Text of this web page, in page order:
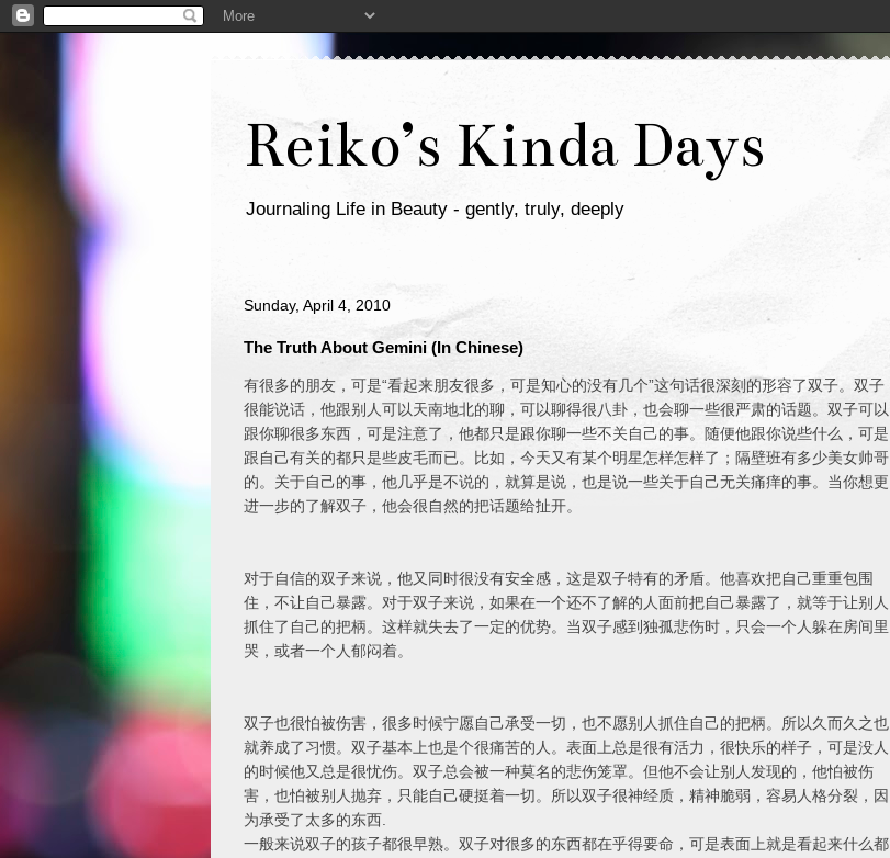
Reiko’s Kinda Days
Journaling Life in Beauty - gently, truly, deeply
Sunday, April 4, 2010
The Truth About Gemini (In Chinese)
有很多的朋友，可是“看起来朋友很多，可是知心的没有几个”这句话很深刻的形容了双子。双子
很能说话，他跟别人可以天南地北的聊，可以聊得很八卦，也会聊一些很严肃的话题。双子可以
跟你聊很多东西，可是注意了，他都只是跟你聊一些不关自己的事。随便他跟你说些什么，可是
跟自己有关的都只是些皮毛而已。比如，今天又有某个明星怎样怎样了；隔壁班有多少美女帅哥
的。关于自己的事，他几乎是不说的，就算是说，也是说一些关于自己无关痛痒的事。当你想更
进一步的了解双子，他会很自然的把话题给扯开。
对于自信的双子来说，他又同时很没有安全感，这是双子特有的矛盾。他喜欢把自己重重包围
住，不让自己暴露。对于双子来说，如果在一个还不了解的人面前把自己暴露了，就等于让别人
抓住了自己的把柄。这样就失去了一定的优势。当双子感到独孤悲伤时，只会一个人躲在房间里
哭，或者一个人郁闷着。
双子也很怕被伤害，很多时候宁愿自己承受一切，也不愿别人抓住自己的把柄。所以久而久之也
就养成了习惯。双子基本上也是个很痛苦的人。表面上总是很有活力，很快乐的样子，可是没人
的时候他又总是很忧伤。双子总会被一种莫名的悲伤笼罩。但他不会让别人发现的，他怕被伤
害，也怕被别人抛弃，只能自己硬挺着一切。所以双子很神经质，精神脆弱，容易人格分裂，因
为承受了太多的东西.
一般来说双子的孩子都很早熟。双子对很多的东西都在乎得要命，可是表面上就是看起来什么都